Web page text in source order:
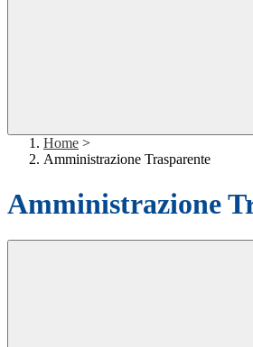
Home >
Amministrazione Trasparente
Amministrazione